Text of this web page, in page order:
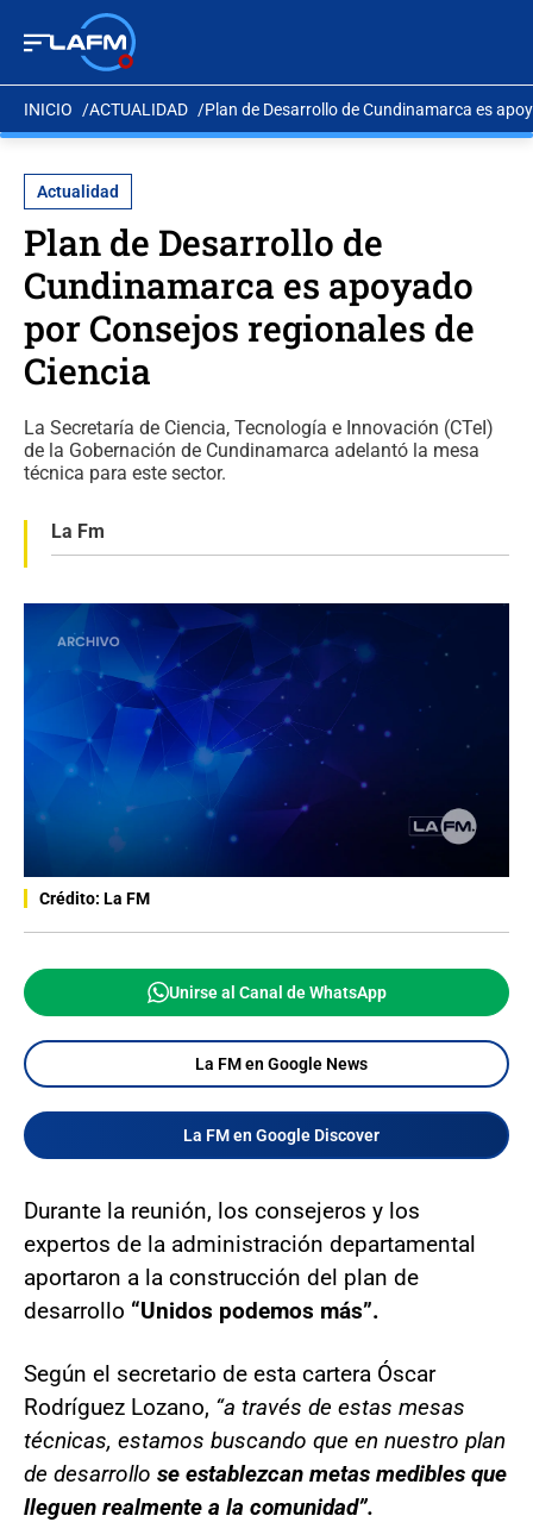
INICIO ACTUALIDAD Plan de Desarrollo de Cundinamarca es
Actualidad
Plan de Desarrollo de
Cundinamarca es apoyado
por Consejos regionales de
Ciencia
La Secretaría de Ciencia, Tecnología e Innovación (CTeI)
de la Gobernación de Cundinamarca adelantó la mesa
técnica para este sector.
La Fm
Crédito: La FM
Unirse al Canal de WhatsApp
La FM en Google News
La FM en Google Discover
Durante la reunión, los consejeros y los
expertos de la administración departamental
aportaron a la construcción del plan de
desarrollo “Unidos podemos más”.
Según el secretario de esta cartera Óscar
Rodríguez Lozano, “a través de estas mesas
técnicas, estamos buscando que en nuestro plan
de desarrollo se establezcan metas medibles que
lleguen realmente a la comunidad”.